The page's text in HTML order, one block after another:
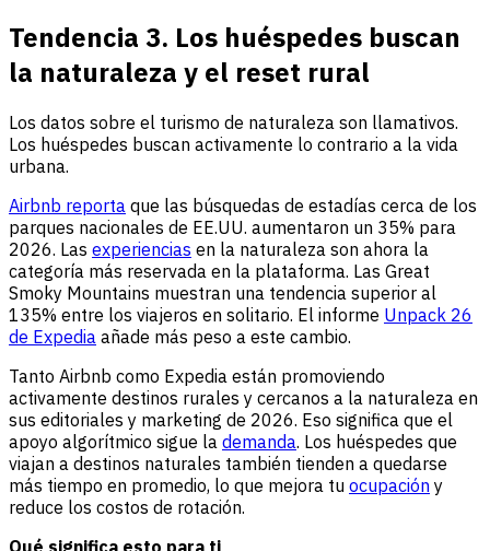
Tendencia 3. Los huéspedes buscan
la naturaleza y el reset rural
Los datos sobre el turismo de naturaleza son llamativos.
Los huéspedes buscan activamente lo contrario a la vida
urbana.
Airbnb reporta que las búsquedas de estadías cerca de los
parques nacionales de EE.UU. aumentaron un 35% para
2026. Las experiencias en la naturaleza son ahora la
categoría más reservada en la plataforma. Las Great
Smoky Mountains muestran una tendencia superior al
135% entre los viajeros en solitario. El informe Unpack 26
de Expedia añade más peso a este cambio.
Tanto Airbnb como Expedia están promoviendo
activamente destinos rurales y cercanos a la naturaleza en
sus editoriales y marketing de 2026. Eso significa que el
apoyo algorítmico sigue la demanda. Los huéspedes que
viajan a destinos naturales también tienden a quedarse
más tiempo en promedio, lo que mejora tu ocupación y
reduce los costos de rotación.